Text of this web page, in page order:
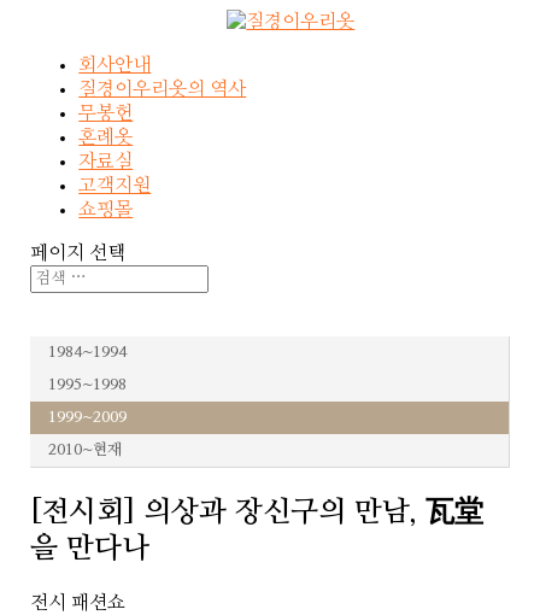
회사안내
질경이우리옷의 역사
무봉헌
혼례옷
자료실
고객지원
쇼핑몰
페이지 선택
1984~1994
1995~1998
1999~2009
2010~현재
[전시회] 의상과 장신구의 만남, 瓦堂
을 만다나
전시 패션쇼